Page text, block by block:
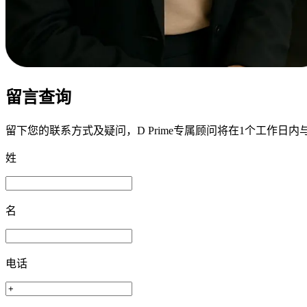
留言查询
留下您的联系方式及疑问，D Prime专属顾问将在1个工作日内
姓
名
电话